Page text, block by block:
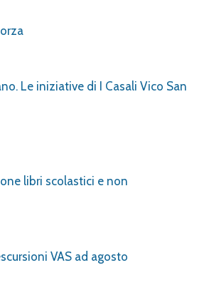
Le iniziative di I Casali Vico San
libri scolastici e non
VAS ad agosto